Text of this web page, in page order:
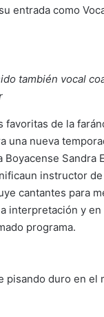
entrada como
también vocal
de la
una nueva
Sandra
instructor
cantantes para
interpretación y en
programa.
pisando duro en el